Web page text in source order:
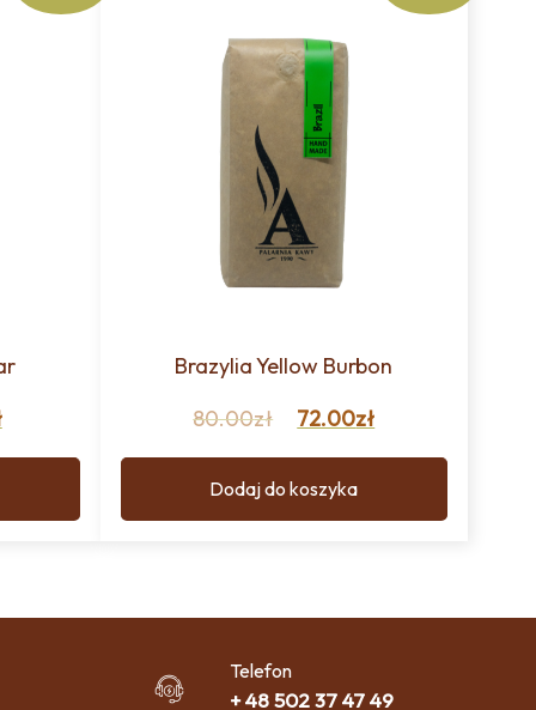
Brazylia Yellow Burbon
80.00zł 72.00zł
Dodaj do koszyka
Telefon
+ 48 502 37 47 49